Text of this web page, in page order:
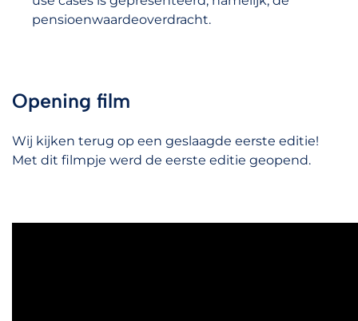
pensioenwaardeoverdracht.
Opening film
Wij kijken terug op een geslaagde eerste editie!
Met dit filmpje werd de eerste editie geopend.